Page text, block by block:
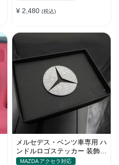
クセサリー
¥ 2,480 (税込)
メルセデス・ベンツ車専用 ハ
ンドルロゴステッカー 装飾物
テープ貼付 キラキラ 内装 銀
MAZDA アクセラ対応